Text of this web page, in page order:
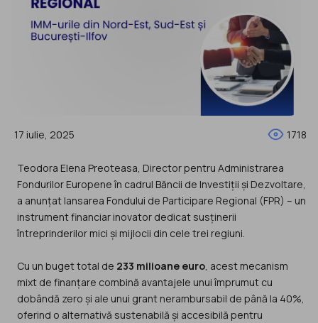
17 iulie, 2025 1718
Teodora Elena Preoteasa, Director pentru Administrarea
Fondurilor Europene în cadrul Băncii de Investiții și Dezvoltare,
a anunțat lansarea Fondului de Participare Regional (FPR) – un
instrument financiar inovator dedicat susținerii
întreprinderilor mici și mijlocii din cele trei regiuni.
Cu un buget total de 233 milioane euro, acest mecanism
mixt de finanțare combină avantajele unui împrumut cu
dobândă zero și ale unui grant nerambursabil de până la 40%,
oferind o alternativă sustenabilă și accesibilă pentru